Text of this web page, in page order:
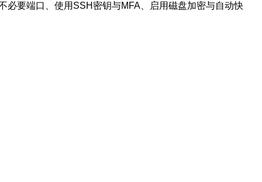
必要端口、使用SSH密钥与MFA、启用磁盘加密与自动快